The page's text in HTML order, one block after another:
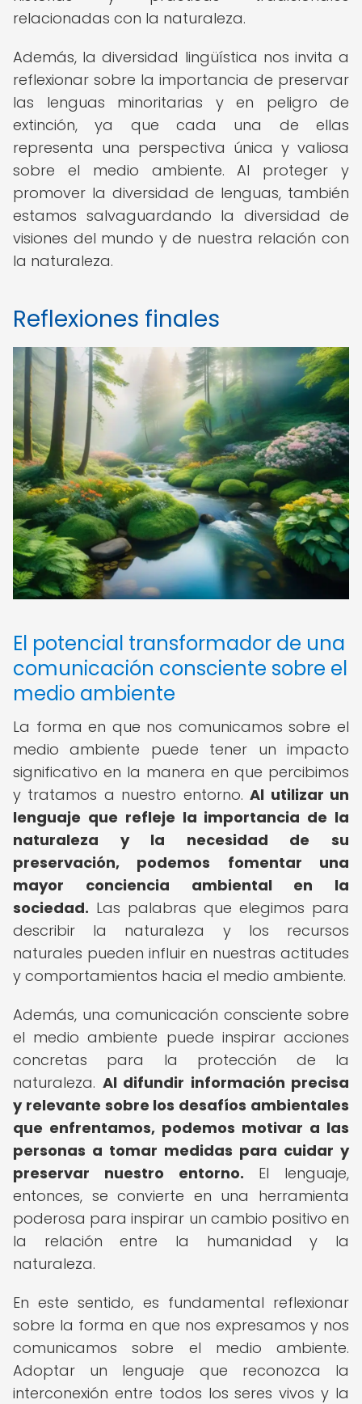
relacionadas con la naturaleza.
Además, la diversidad lingüística nos invita a
reflexionar sobre la importancia de preservar
las lenguas minoritarias y en peligro de
extinción, ya que cada una de ellas
representa una perspectiva única y valiosa
sobre el medio ambiente. Al proteger y
promover la diversidad de lenguas, también
estamos salvaguardando la diversidad de
visiones del mundo y de nuestra relación con
la naturaleza.
Reflexiones finales
El potencial transformador de una
comunicación consciente sobre el
medio ambiente
La forma en que nos comunicamos sobre el
medio ambiente puede tener un impacto
significativo en la manera en que percibimos
y tratamos a nuestro entorno.Al utilizar un
lenguaje que refleje la importancia de la
naturaleza y la necesidad de su
preservación, podemos fomentar una
mayor conciencia ambiental en la
sociedad. Las palabras que elegimos para
describir la naturaleza y los recursos
naturales pueden influir en nuestras actitudes
y comportamientos hacia el medio ambiente.
Además, una comunicación consciente sobre
el medio ambiente puede inspirar acciones
concretas para la protección de la
naturaleza. Al difundir información precisa
y relevante sobre los desafíos ambientales
que enfrentamos, podemos motivar a las
personas a tomar medidas para cuidar y
preservar nuestro entorno. El lenguaje,
entonces, se convierte en una herramienta
poderosa para inspirar un cambio positivo en
la relación entre la humanidad y la
naturaleza.
En este sentido, es fundamental reflexionar
sobre la forma en que nos expresamos y nos
comunicamos sobre el medio ambiente.
Adoptar un lenguaje que reconozca la
interconexión entre todos los seres vivos y la